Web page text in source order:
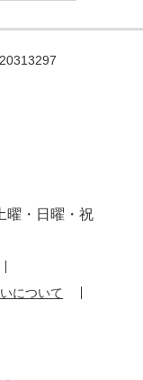
曜・日曜・祝
について